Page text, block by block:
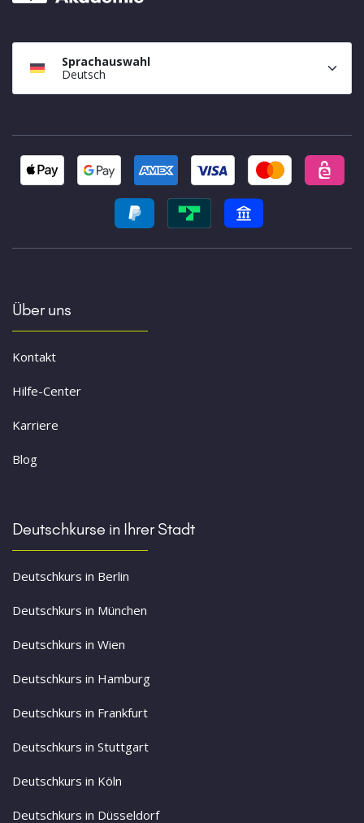
Sprachauswahl
Deutsch
Über uns
Kontakt
Hilfe-Center
Karriere
Blog
Deutschkurse in Ihrer Stadt
Deutschkurs in Berlin
Deutschkurs in München
Deutschkurs in Wien
Deutschkurs in Hamburg
Deutschkurs in Frankfurt
Deutschkurs in Stuttgart
Deutschkurs in Köln
Deutschkurs in Düsseldorf